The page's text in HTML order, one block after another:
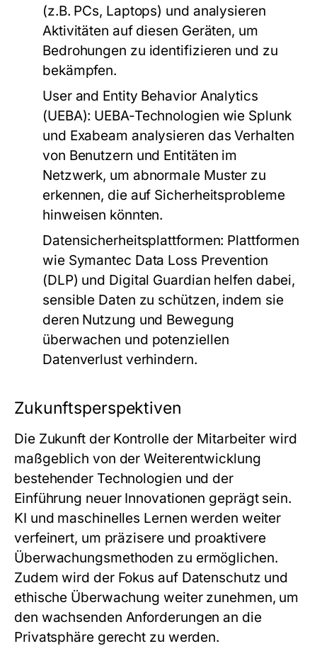
(z.B. PCs, Laptops) und analysieren
Aktivitäten auf diesen Geräten, um
Bedrohungen zu identifizieren und zu
bekämpfen.
User and Entity Behavior Analytics
(UEBA): UEBA-Technologien wie Splunk
und Exabeam analysieren das Verhalten
von Benutzern und Entitäten im
Netzwerk, um abnormale Muster zu
erkennen, die auf Sicherheitsprobleme
hinweisen könnten.
Datensicherheitsplattformen: Plattformen
wie Symantec Data Loss Prevention
(DLP) und Digital Guardian helfen dabei,
sensible Daten zu schützen, indem sie
deren Nutzung und Bewegung
überwachen und potenziellen
Datenverlust verhindern.
Zukunftsperspektiven
Die Zukunft der Kontrolle der Mitarbeiter wird
maßgeblich von der Weiterentwicklung
bestehender Technologien und der
Einführung neuer Innovationen geprägt sein.
KI und maschinelles Lernen werden weiter
verfeinert, um präzisere und proaktivere
Überwachungsmethoden zu ermöglichen.
Zudem wird der Fokus auf Datenschutz und
ethische Überwachung weiter zunehmen, um
den wachsenden Anforderungen an die
Privatsphäre gerecht zu werden.